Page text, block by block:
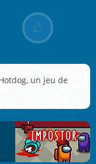
un jeu de